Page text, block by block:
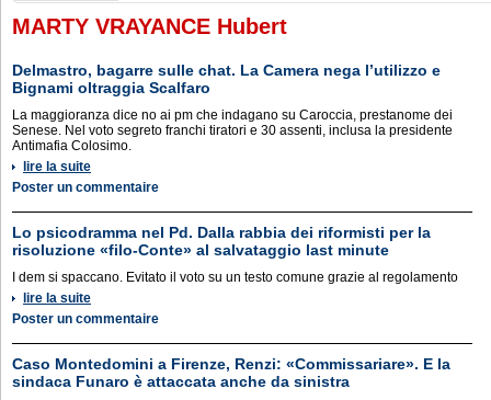
MARTY VRAYANCE Hubert
Delmastro, bagarre sulle chat. La Camera nega l’utilizzo e
Bignami oltraggia Scalfaro
La maggioranza dice no ai pm che indagano su Caroccia, prestanome dei
Senese. Nel voto segreto franchi tiratori e 30 assenti, inclusa la presidente
Antimafia Colosimo.
lire la suite
Poster un commentaire
Lo psicodramma nel Pd. Dalla rabbia dei riformisti per la
risoluzione «filo-Conte» al salvataggio last minute
I dem si spaccano. Evitato il voto su un testo comune grazie al regolamento
lire la suite
Poster un commentaire
Caso Montedomini a Firenze, Renzi: «Commissariare». E la
sindaca Funaro è attaccata anche da sinistra